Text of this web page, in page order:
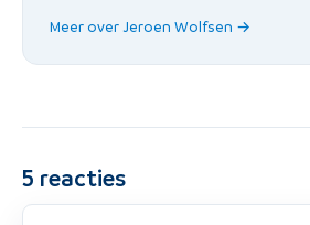
Meer over Jeroen Wolfsen →
5 reacties